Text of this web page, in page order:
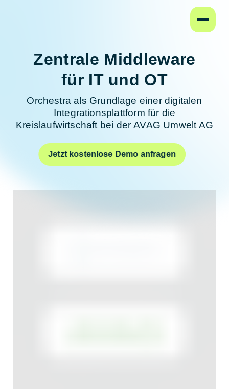
Zentrale Middleware
für IT und OT
Orchestra als Grundlage einer digitalen
Integrationsplattform für die
Kreislaufwirtschaft bei der AVAG Umwelt AG
Jetzt kostenlose Demo anfragen